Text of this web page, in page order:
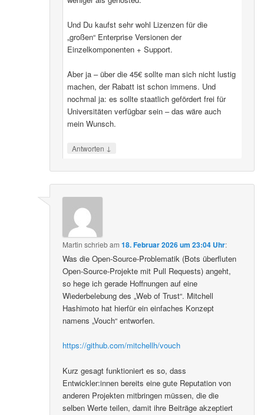
Und Du kaufst sehr wohl Lizenzen für die
„großen“ Enterprise Versionen der
Einzelkomponenten + Support.
Aber ja – über die 45€ sollte man sich nicht lustig
machen, der Rabatt ist schon immens. Und
nochmal ja: es sollte staatlich gefördert frei für
Universitäten verfügbar sein – das wäre auch
mein Wunsch.
Antworten ↓
Martin schriebam18. Februar 2026 um 23:04 Uhr:
Was die Open-Source-Problematik (Bots überfluten
Open-Source-Projekte mit Pull Requests) angeht,
so hege ich gerade Hoffnungen auf eine
Wiederbelebung des „Web of Trust“. Mitchell
Hashimoto hat hierfür ein einfaches Konzept
namens „Vouch“ entworfen.
https://github.com/mitchellh/vouch
Kurz gesagt funktioniert es so, dass
Entwickler:innen bereits eine gute Reputation von
anderen Projekten mitbringen müssen, die die
selben Werte teilen, damit ihre Beiträge akzeptiert